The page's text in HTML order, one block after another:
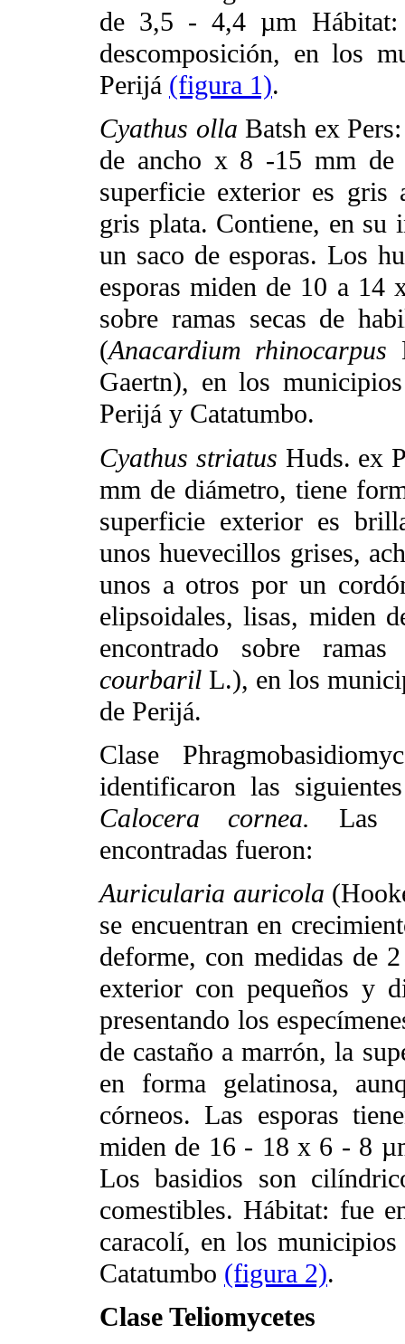
de 3,5 - 4,4 µm Hábitat:
descomposición, en los
Perijá (figura 1).
Cyathus olla Batsh ex
de ancho x 8 -15 mm de
superficie exterior es gris
gris plata. Contiene, en su
un saco de esporas. Los
esporas miden de 10 a 14
sobre ramas secas de
(Anacardium rhinocarpus
Gaertn), en los
Perijá y Catatumbo.
Cyathus striatus Huds. ex
mm de diámetro, tiene
superficie exterior es
unos huevecillos grises,
unos a otros por un
elipsoidales, lisas, miden
encontrado sobre
courbaril L.), en los
de Perijá.
Clase
identificaron las
Calocera cornea. Las
encontradas fueron:
Auricularia auricola
se encuentran en
deforme, con medidas de
exterior con pequeños y
presentando los
de castaño a marrón, la
en forma gelatinosa,
córneos. Las esporas
miden de 16 - 18 x 6 - 8
Los basidios son
comestibles. Hábitat: fue
caracolí, en los
Catatumbo (figura 2).
Clase Teliomycetes